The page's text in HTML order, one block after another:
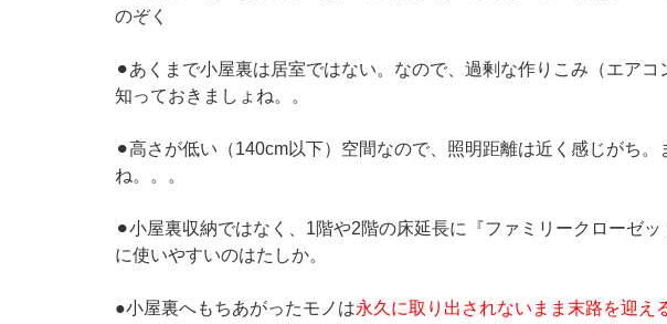
のぞく
⚫︎あくまで小屋裏は居室ではない。なので、過剰な作りこみ（エア
知っておきましょね。。
⚫︎高さが低い（140cm以下）空間なので、照明距離は近く感じがち。
ね。。。
⚫︎小屋裏収納ではなく、1階や2階の床延長に『ファミリークローゼ
に使いやすいのはたしか。
●小屋裏へもちあがったモノは永久に取り出されないまま末路を迎え